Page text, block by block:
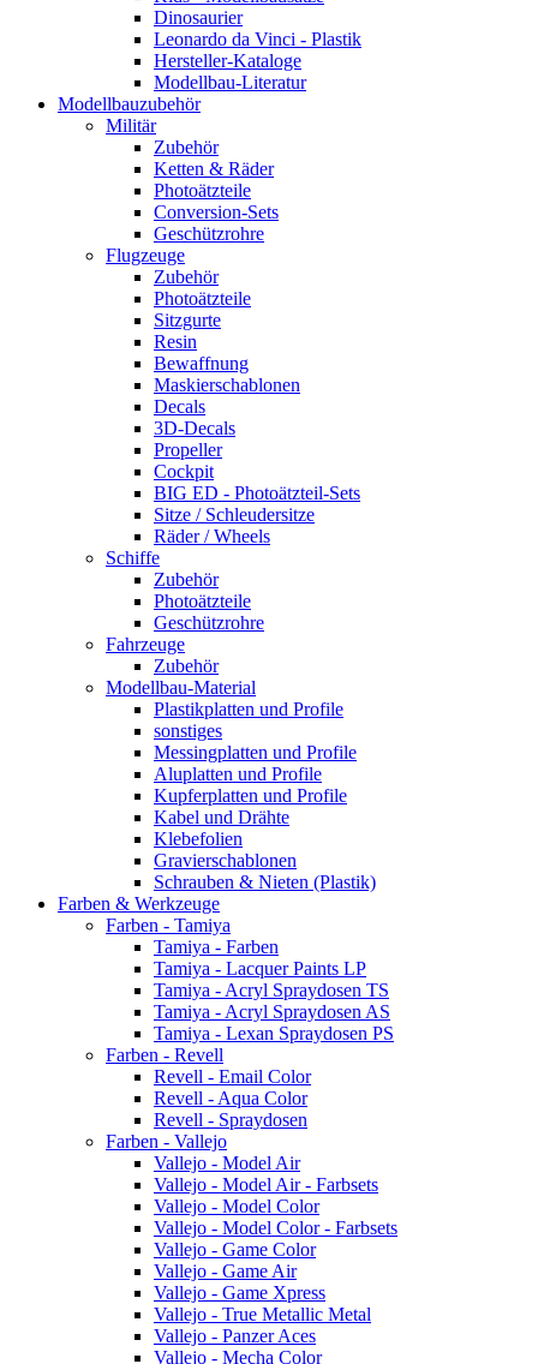
Dinosaurier
Leonardo da Vinci - Plastik
Hersteller-Kataloge
Modellbau-Literatur
Modellbauzubehör
Militär
Zubehör
Ketten & Räder
Photoätzteile
Conversion-Sets
Geschützrohre
Flugzeuge
Zubehör
Photoätzteile
Sitzgurte
Resin
Bewaffnung
Maskierschablonen
Decals
3D-Decals
Propeller
Cockpit
BIG ED - Photoätzteil-Sets
Sitze / Schleudersitze
Räder / Wheels
Schiffe
Zubehör
Photoätzteile
Geschützrohre
Fahrzeuge
Zubehör
Modellbau-Material
Plastikplatten und Profile
sonstiges
Messingplatten und Profile
Aluplatten und Profile
Kupferplatten und Profile
Kabel und Drähte
Klebefolien
Gravierschablonen
Schrauben & Nieten (Plastik)
Farben & Werkzeuge
Farben - Tamiya
Tamiya - Farben
Tamiya - Lacquer Paints LP
Tamiya - Acryl Spraydosen TS
Tamiya - Acryl Spraydosen AS
Tamiya - Lexan Spraydosen PS
Farben - Revell
Revell - Email Color
Revell - Aqua Color
Revell - Spraydosen
Farben - Vallejo
Vallejo - Model Air
Vallejo - Model Air - Farbsets
Vallejo - Model Color
Vallejo - Model Color - Farbsets
Vallejo - Game Color
Vallejo - Game Air
Vallejo - Game Xpress
Vallejo - True Metallic Metal
Vallejo - Panzer Aces
Vallejo - Mecha Color